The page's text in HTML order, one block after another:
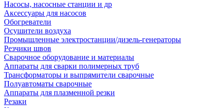
Насосы, насосные станции и др
Аксессуары для насосов
Обогреватели
Осушители воздуха
Промышленные электростанции/дизель-генераторы
Резчики швов
Сварочное оборудование и материалы
Аппараты для сварки полимерных труб
Трансформаторы и выпрямители сварочные
Полуавтоматы сварочные
Аппараты для плазменной резки
Резаки